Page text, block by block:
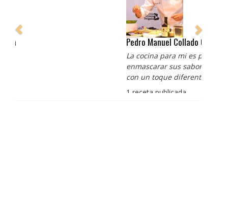
Pedro Manuel Collado Cruz
La cocina para mi es producto bien tratado sin
enmascarar sus sabores, cocina de verdad de antaño